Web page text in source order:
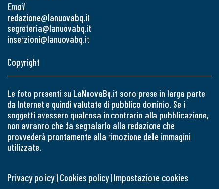
Email
redazione@lanuovabq.it
segreteria@lanuovabq.it
inserzioni@lanuovabq.it
Copyright
Le foto presenti su LaNuovaBq.it sono prese in larga parte
da Internet e quindi valutate di pubblico dominio. Se i
soggetti avessero qualcosa in contrario alla pubblicazione,
non avranno che da segnalarlo alla redazione che
provvederà prontamente alla rimozione delle immagini
utilizzate.
Privacy policy| Cookies policy| Impostazione cookies